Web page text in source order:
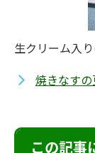
生クリーム入
焼きなす
この記事